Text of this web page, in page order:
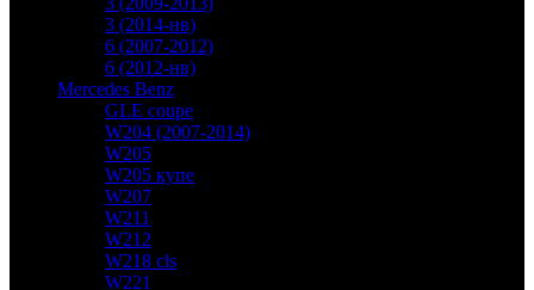
3 (2014-нв)
6 (2007-2012)
6 (2012-нв)
Mercedes Benz
GLE coupe
W204 (2007-2014)
W205
W205 купе
W207
W211
W212
W218 cls
W221